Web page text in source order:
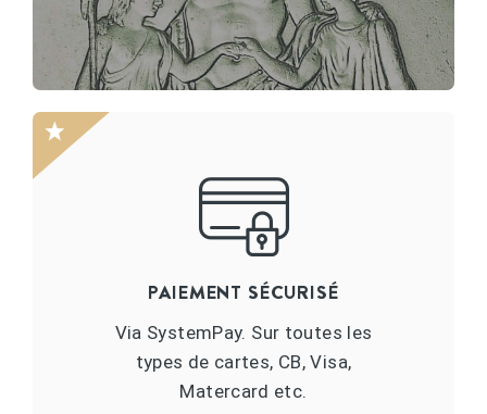
PAIEMENT SÉCURISÉ
Via SystemPay. Sur toutes les
types de cartes, CB, Visa,
Matercard etc.